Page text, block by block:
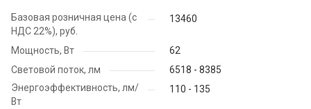
Базовая розничная цена (с
НДС 22%), руб.
13460
Мощность, Вт
62
Световой поток, лм
6518 - 8385
Энергоэффективность, лм/
Вт
110 - 135